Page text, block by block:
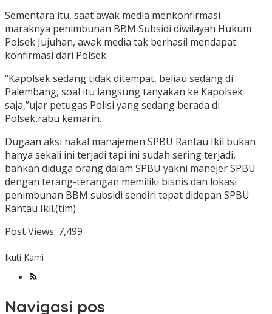
Sementara itu, saat awak media menkonfirmasi
maraknya penimbunan BBM Subsidi diwilayah Hukum
Polsek Jujuhan, awak media tak berhasil mendapat
konfirmasi dari Polsek.
“Kapolsek sedang tidak ditempat, beliau sedang di
Palembang, soal itu langsung tanyakan ke Kapolsek
saja,”ujar petugas Polisi yang sedang berada di
Polsek,rabu kemarin.
Dugaan aksi nakal manajemen SPBU Rantau Ikil bukan
hanya sekali ini terjadi tapi ini sudah sering terjadi,
bahkan diduga orang dalam SPBU yakni manejer SPBU
dengan terang-terangan memiliki bisnis dan lokasi
penimbunan BBM subsidi sendiri tepat didepan SPBU
Rantau Ikil.(tim)
Post Views: 7,499
Ikuti Kami
Navigasi pos